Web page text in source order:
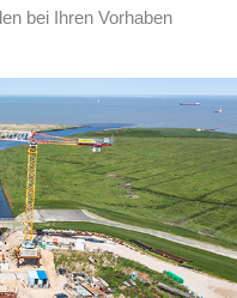
bei Ihren Vorhaben